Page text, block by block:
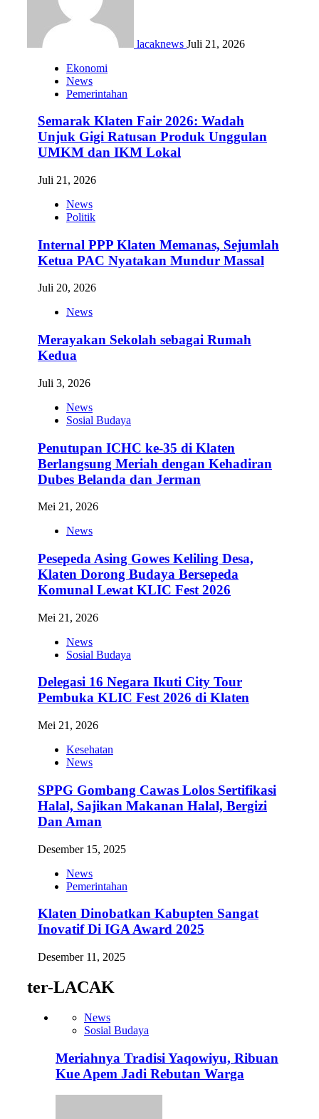
lacaknews Juli 21, 2026
Ekonomi
News
Pemerintahan
Semarak Klaten Fair 2026: Wadah
Unjuk Gigi Ratusan Produk Unggulan
UMKM dan IKM Lokal
Juli 21, 2026
News
Politik
Internal PPP Klaten Memanas, Sejumlah
Ketua PAC Nyatakan Mundur Massal
Juli 20, 2026
News
Merayakan Sekolah sebagai Rumah
Kedua
Juli 3, 2026
News
Sosial Budaya
Penutupan ICHC ke-35 di Klaten
Berlangsung Meriah dengan Kehadiran
Dubes Belanda dan Jerman
Mei 21, 2026
News
Pesepeda Asing Gowes Keliling Desa,
Klaten Dorong Budaya Bersepeda
Komunal Lewat KLIC Fest 2026
Mei 21, 2026
News
Sosial Budaya
Delegasi 16 Negara Ikuti City Tour
Pembuka KLIC Fest 2026 di Klaten
Mei 21, 2026
Kesehatan
News
SPPG Gombang Cawas Lolos Sertifikasi
Halal, Sajikan Makanan Halal, Bergizi
Dan Aman
Desember 15, 2025
News
Pemerintahan
Klaten Dinobatkan Kabupten Sangat
Inovatif Di IGA Award 2025
Desember 11, 2025
ter-LACAK
News
Sosial Budaya
Meriahnya Tradisi Yaqowiyu, Ribuan
Kue Apem Jadi Rebutan Warga